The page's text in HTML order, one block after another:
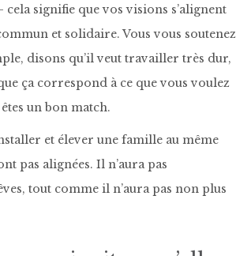
cela signifie que vos visions s’alignent
et solidaire. Vous vous soutenez
disons qu’il veut travailler très dur,
ça correspond à ce que vous voulez
êtes un bon match.
et élever une famille au même
pas alignées. Il n’aura pas
tout comme il n’aura pas non plus